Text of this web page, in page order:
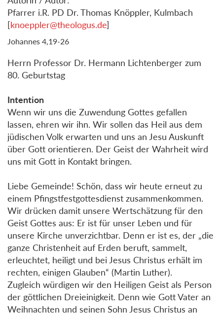
Pfarrer i.R. PD Dr. Thomas Knöppler, Kulmbach
[knoeppler@theologus.de]
Johannes 4,19-26
Herrn Professor Dr. Hermann Lichtenberger zum
80. Geburtstag
Intention
Wenn wir uns die Zuwendung Gottes gefallen
lassen, ehren wir ihn. Wir sollen das Heil aus dem
jüdischen Volk erwarten und uns an Jesu Auskunft
über Gott orientieren. Der Geist der Wahrheit wird
uns mit Gott in Kontakt bringen.
Liebe Gemeinde! Schön, dass wir heute erneut zu
einem Pfingstfestgottesdienst zusammenkommen.
Wir drücken damit unsere Wertschätzung für den
Geist Gottes aus: Er ist für unser Leben und für
unsere Kirche unverzichtbar. Denn er ist es, der „die
ganze Christenheit auf Erden beruft, sammelt,
erleuchtet, heiligt und bei Jesus Christus erhält im
rechten, einigen Glauben“ (Martin Luther).
Zugleich würdigen wir den Heiligen Geist als Person
der göttlichen Dreieinigkeit. Denn wie Gott Vater an
Weihnachten und seinen Sohn Jesus Christus an